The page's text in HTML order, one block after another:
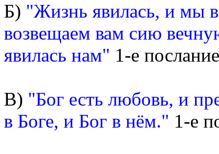
Б) "Жизнь явилась, и мы
возвещаем вам сию
явилась нам" 1-е
В) "Бог есть любовь, и
в Боге, и Бог в нём." 1-е